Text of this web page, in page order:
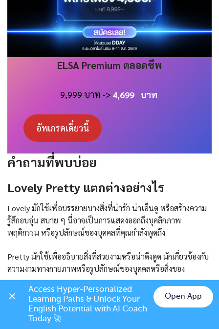
ELSA Premium ตลอดชีพ
9,999 บาท-> 4,699 บาท
อัพเกรดเดี๋ยวนี้
คำถามที่พบบ่อย
Lovely Pretty แตกต่างอย่างไร
Lovely มักใช้เพื่อบรรยายบางสิ่งที่น่ารัก น่าเอ็นดู หรือสร้างความ
รู้สึกอบอุ่น สบาย ๆ นี่อาจเป็นการแสดงออกถึงบุคลิกภาพ
พฤติกรรม หรือรูปลักษณ์ของบุคคลที่คุณกำลังพูดถึง
Pretty มักใช้เพื่ออธิบายสิ่งที่สวยงามหรือน่าดึงดูด มักเกี่ยวข้องกับ
ความงามทางกายภาพหรือรูปลักษณ์ของบุคคลหรือสิ่งของ
ความแตกต่างระหว่าง Adorable และ
Cute คืออะไร
Chat on LINE
Access Hyper-Personalized
Learning Paths & Unlock Your
English Potential with AI Coach
Today 🚀
Open App